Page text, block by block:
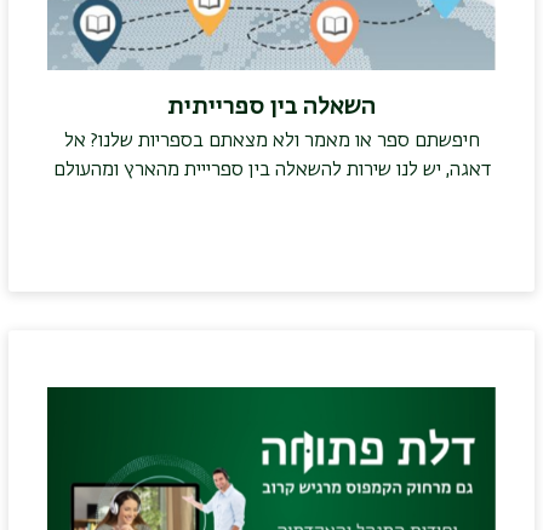
השאלה בין ספרייתית
חיפשתם ספר או מאמר ולא מצאתם בספריות שלנו? אל
דאגה, יש לנו שירות להשאלה בין ספרייית מהארץ ומהעולם